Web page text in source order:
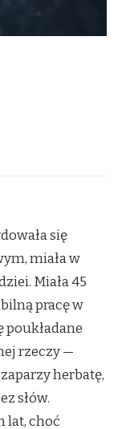
DO
I
SPOJRZENIAMI:
POCZĄTEK
CZEGOŚ
WIĘCEJ
się
miała w
Miała 45
pracę w
rzeczy —
herbatę,
słów.
lat, choć